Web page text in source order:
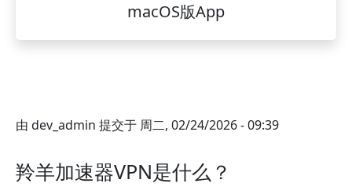
macOS版App
由 dev_admin 提交于 周二, 02/24/2026 - 09:39
羚羊加速器VPN是什么？